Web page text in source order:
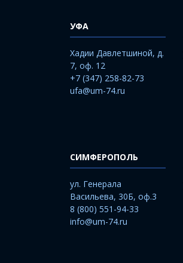
УФА
Хадии Давлетшиной, д.
7, оф. 12
+7 (347) 258-82-73
ufa@um-74.ru
СИМФЕРОПОЛЬ
ул. Генерала
Васильева, 30Б, оф.3
8 (800) 551-94-33
info@um-74.ru